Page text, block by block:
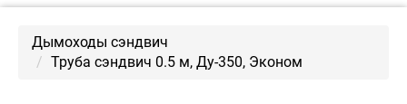
Дымоходы сэндвич
Труба сэндвич 0.5 м, Ду-350, Эконом